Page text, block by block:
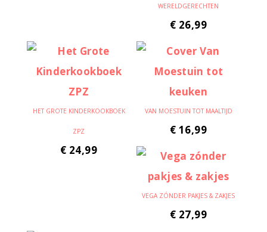
WERELDGERECHTEN
€ 26,99
HET GROTE KINDERKOOKBOEK
ZPZ
€ 24,99
VAN MOESTUIN TOT MAALTIJD
€ 16,99
VEGA ZÓNDER PAKJES & ZAKJES
€ 27,99